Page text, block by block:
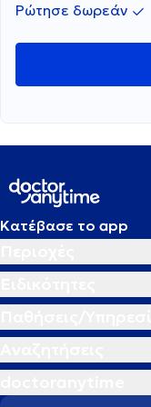
Ρώτησε δωρεάν
Κατέβασε το app